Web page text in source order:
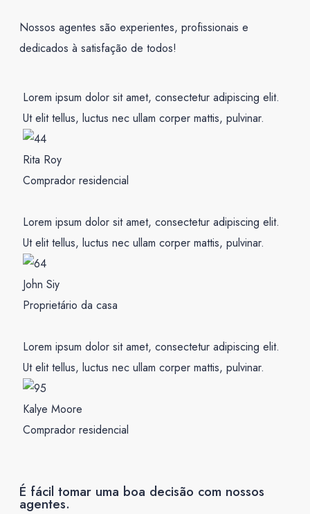
Nossos agentes são experientes, profissionais e
dedicados à satisfação de todos!
Lorem ipsum dolor sit amet, consectetur adipiscing elit.
Ut elit tellus, luctus nec ullam corper mattis, pulvinar.
Rita Roy
Comprador residencial
Lorem ipsum dolor sit amet, consectetur adipiscing elit.
Ut elit tellus, luctus nec ullam corper mattis, pulvinar.
John Siy
Proprietário da casa
Lorem ipsum dolor sit amet, consectetur adipiscing elit.
Ut elit tellus, luctus nec ullam corper mattis, pulvinar.
Kalye Moore
Comprador residencial
É fácil tomar uma boa decisão com nossos
agentes.